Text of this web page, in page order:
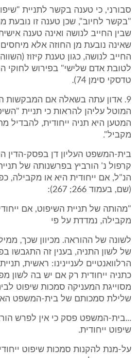
סבורני, כי טענה בקשר לתניית
"בקשר לחיוב", שכן טענה זו נובעת
שבין החייב לנושה ואינה טענה
שאינה נובעת מן החוזה אלא מיחסים
החייב לנושה, כגון טענת קיזוז
לטובת אדם שלישי" בפירוש לחוקי
טדסקי סימן 74).
9. אדון עתה בשאלה אם המבקשות
המוטל עליהן להראות כי תניית
המטען היא תניה ייחודית, להבדיל
מקביל".
קרפול נ' הורביץ בפרשנותה של
הנ"ל, אם ייחודית היא או מקבילה,
(שם, בעמוד 266; 267):
"מהותה של תניית השיפוט, אם
מקבילה, נמדדת על פי
לשונה של ההוראה. מכיוון שכך,
של לשון התניה, בענין זה התגבשו
הרלוואנטיים לעניינינו: ראשית,
כתניה ייחודית רק אם יש בה לשון
מסוייגת המעניקה סמכות שיפוט
שלילת סמכותם של בית-המשפט
...בית-המשפט פסק כי אין לפרש
שיפוט ייחודית.
על-מנת להקנות סמכות שיפוט